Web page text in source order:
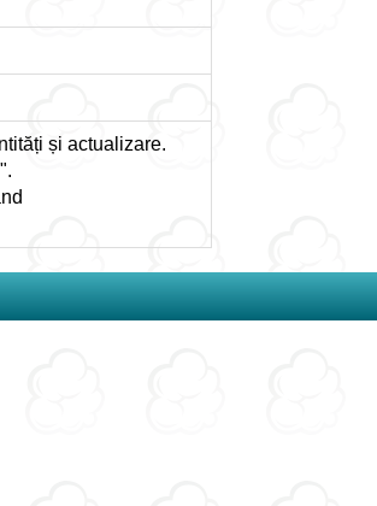
și actualizare.